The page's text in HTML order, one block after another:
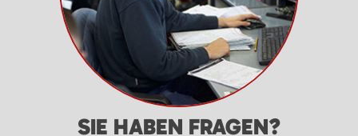
SIE HABEN FRAGEN?